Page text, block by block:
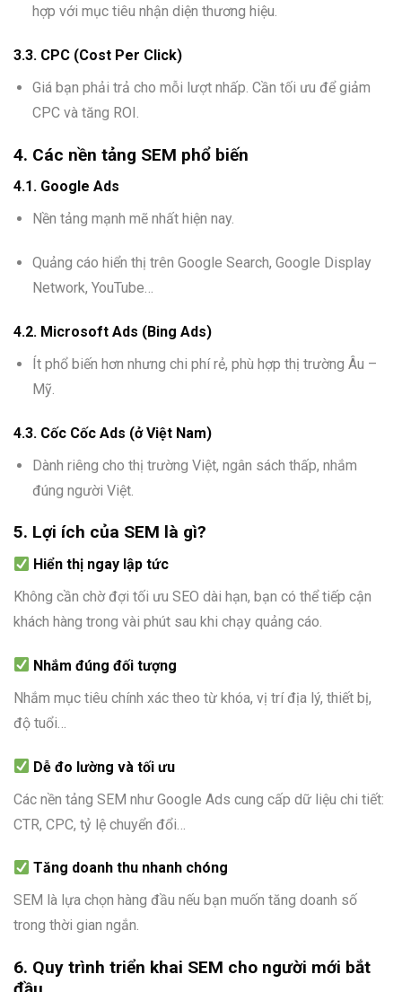
hợp với mục tiêu nhận diện thương hiệu.
3.3. CPC (Cost Per Click)
Giá bạn phải trả cho mỗi lượt nhấp. Cần tối ưu để giảm
CPC và tăng ROI.
4. Các nền tảng SEM phổ biến
4.1. Google Ads
Nền tảng mạnh mẽ nhất hiện nay.
Quảng cáo hiển thị trên Google Search, Google Display
Network, YouTube…
4.2. Microsoft Ads (Bing Ads)
Ít phổ biến hơn nhưng chi phí rẻ, phù hợp thị trường Âu –
Mỹ.
4.3. Cốc Cốc Ads (ở Việt Nam)
Dành riêng cho thị trường Việt, ngân sách thấp, nhắm
đúng người Việt.
5. Lợi ích của SEM là gì?
Hiển thị ngay lập tức
Không cần chờ đợi tối ưu SEO dài hạn, bạn có thể tiếp cận
khách hàng trong vài phút sau khi chạy quảng cáo.
Nhắm đúng đối tượng
Nhắm mục tiêu chính xác theo từ khóa, vị trí địa lý, thiết bị,
độ tuổi…
Dễ đo lường và tối ưu
Các nền tảng SEM như Google Ads cung cấp dữ liệu chi tiết:
CTR, CPC, tỷ lệ chuyển đổi…
Tăng doanh thu nhanh chóng
SEM là lựa chọn hàng đầu nếu bạn muốn tăng doanh số
trong thời gian ngắn.
6. Quy trình triển khai SEM cho người mới bắt